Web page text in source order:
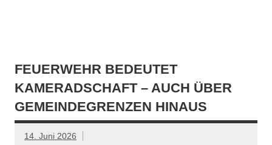
FEUERWEHR BEDEUTET
KAMERADSCHAFT – AUCH ÜBER
GEMEINDEGRENZEN HINAUS
14. Juni 2026